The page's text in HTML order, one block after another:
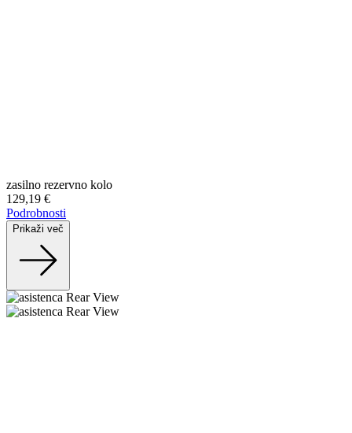
zasilno rezervno kolo
129,19 €
Podrobnosti
Prikaži več